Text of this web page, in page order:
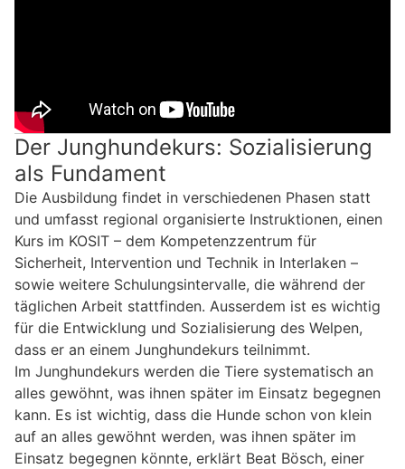
Der Junghundekurs: Sozialisierung
als Fundament
Die Ausbildung findet in verschiedenen Phasen statt
und umfasst regional organisierte Instruktionen, einen
Kurs im KOSIT – dem Kompetenzzentrum für
Sicherheit, Intervention und Technik in Interlaken –
sowie weitere Schulungsintervalle, die während der
täglichen Arbeit stattfinden. Ausserdem ist es wichtig
für die Entwicklung und Sozialisierung des Welpen,
dass er an einem Junghundekurs teilnimmt.
Im Junghundekurs werden die Tiere systematisch an
alles gewöhnt, was ihnen später im Einsatz begegnen
kann. Es ist wichtig, dass die Hunde schon von klein
auf an alles gewöhnt werden, was ihnen später im
Einsatz begegnen könnte, erklärt Beat Bösch, einer